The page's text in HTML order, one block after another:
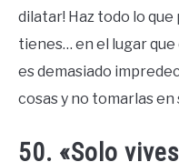
dilatar! Haz todo lo
tienes… en el lugar que
es demasiado
cosas y no tomarlas en
50. «Solo